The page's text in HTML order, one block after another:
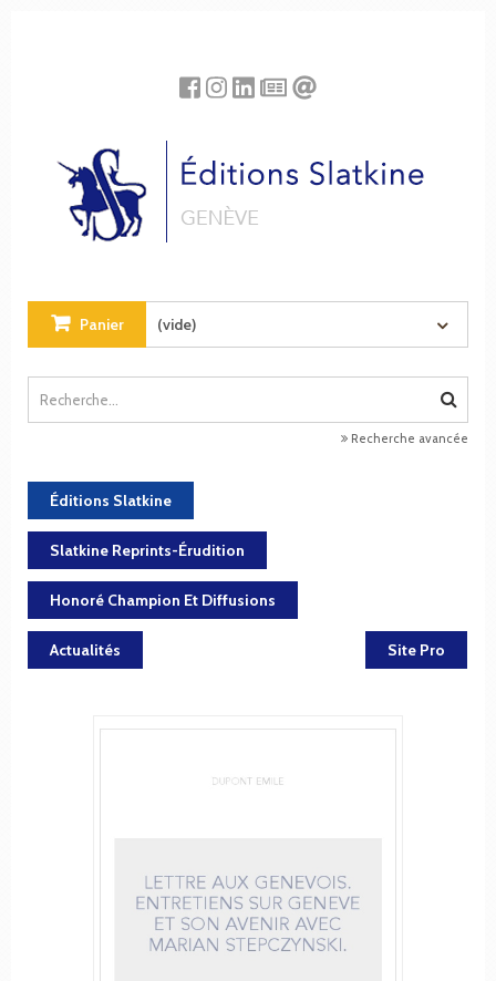
Panier (vide)
Recherche avancée
Éditions Slatkine
Slatkine Reprints-Érudition
Honoré Champion Et Diffusions
Actualités Site Pro